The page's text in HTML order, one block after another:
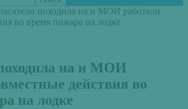
походила на и МОИ работали
во время пожара на лодке
на и МОИ
действия во
на лодке